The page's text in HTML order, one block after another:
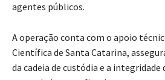
agentes públicos.
A operação conta com o apoio
Científica de Santa Catarina,
da cadeia de custódia e a integridade